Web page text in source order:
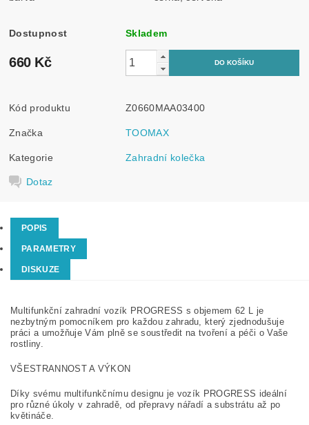
Dostupnost Skladem
660 Kč
Kód produktu Z0660MAA03400
Značka TOOMAX
Kategorie Zahradní kolečka
Dotaz
POPIS
PARAMETRY
DISKUZE
Multifunkční zahradní vozík PROGRESS s objemem 62 L je
nezbytným pomocníkem pro každou zahradu, který zjednodušuje
práci a umožňuje Vám plně se soustředit na tvoření a péči o Vaše
rostliny.
VŠESTRANNOST A VÝKON
Díky svému multifunkčnímu designu je vozík PROGRESS ideální
pro různé úkoly v zahradě, od přepravy nářadí a substrátu až po
květináče.